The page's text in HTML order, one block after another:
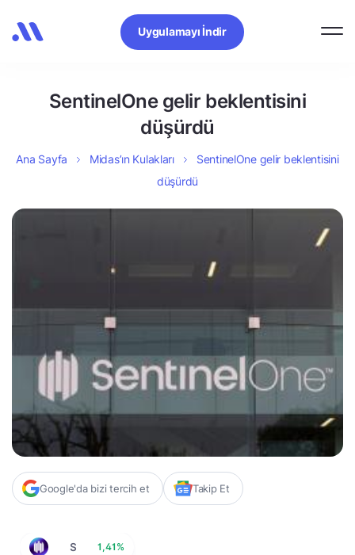
Uygulamayı İndir
SentinelOne gelir beklentisini
düşürdü
Ana Sayfa Midas’ın Kulakları
SentinelOne gelir beklentisini
düşürdü
Google'da bizi tercih et Takip Et
S 1,41%